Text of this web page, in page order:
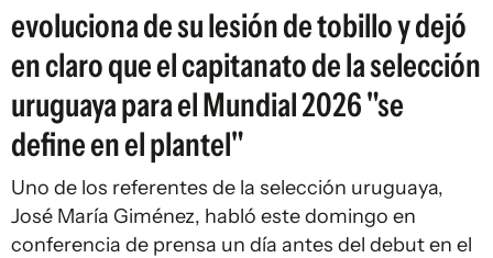
evoluciona de su lesión de tobillo y dejó
en claro que el capitanato de la selección
uruguaya para el Mundial 2026 "se
define en el plantel"
Uno de los referentes de la selección uruguaya,
José María Giménez, habló este domingo en
conferencia de prensa un día antes del debut en el